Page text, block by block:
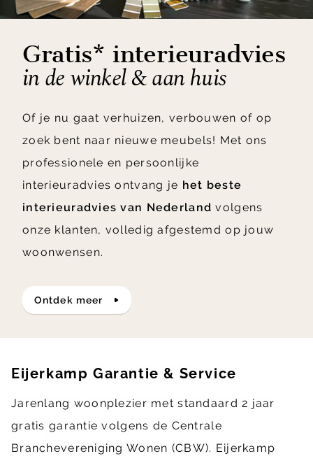
Gratis* interieuradvies
in de winkel & aan huis
Of je nu gaat verhuizen, verbouwen of op
zoek bent naar nieuwe meubels! Met ons
professionele en persoonlijke
interieuradvies ontvang je het beste
interieuradvies van Nederland volgens
onze klanten, volledig afgestemd op jouw
woonwensen.
ontdek meer
Eijerkamp Garantie & Service
Jarenlang woonplezier met standaard 2 jaar
gratis garantie volgens de Centrale
Branchevereniging Wonen (CBW). Eijerkamp